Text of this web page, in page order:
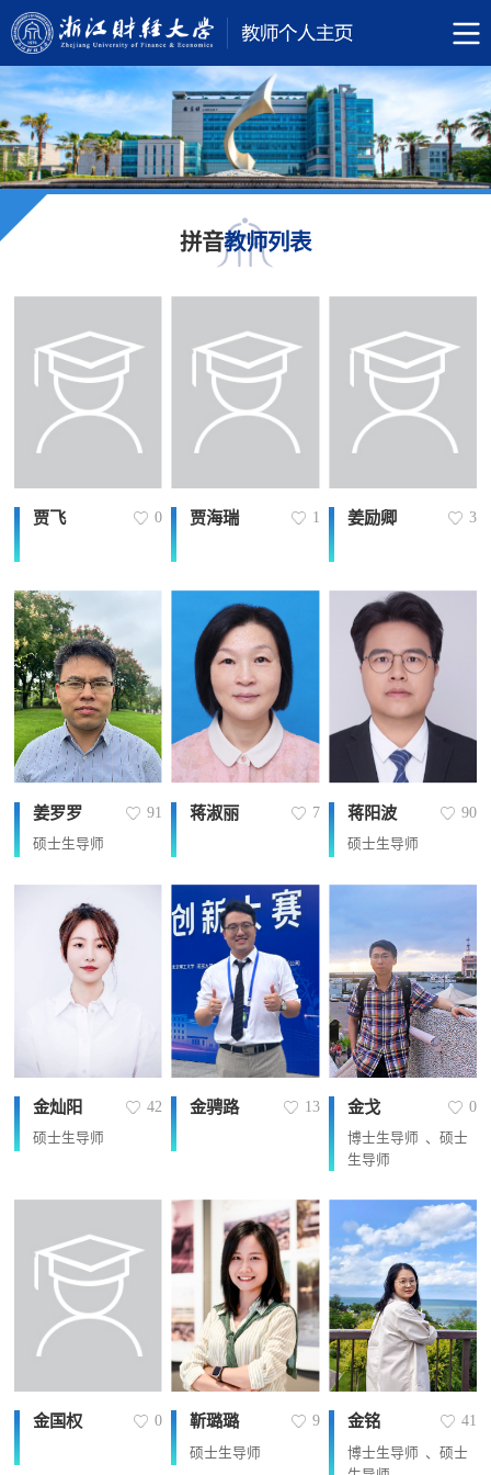
拼音教师列表
贾飞 0 贾海瑞 1 姜励卿 3
姜罗罗 91
硕士生导师
蒋淑丽 7 蒋阳波 90
硕士生导师
金灿阳 42
硕士生导师
金骋路 13 金戈 0
博士生导师 、硕士
生导师
金国权 0 靳璐璐 9
硕士生导师
金铭 41
博士生导师 、硕士